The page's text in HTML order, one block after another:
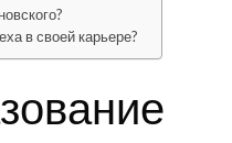
в своей карьере?